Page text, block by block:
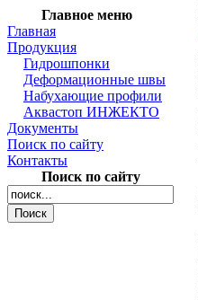
Главное меню
Главная
Продукция
Гидрошпонки
Деформационные швы
Набухающие профили
Аквастоп ИНЖЕКТО
Документы
Поиск по сайту
Контакты
Поиск по сайту